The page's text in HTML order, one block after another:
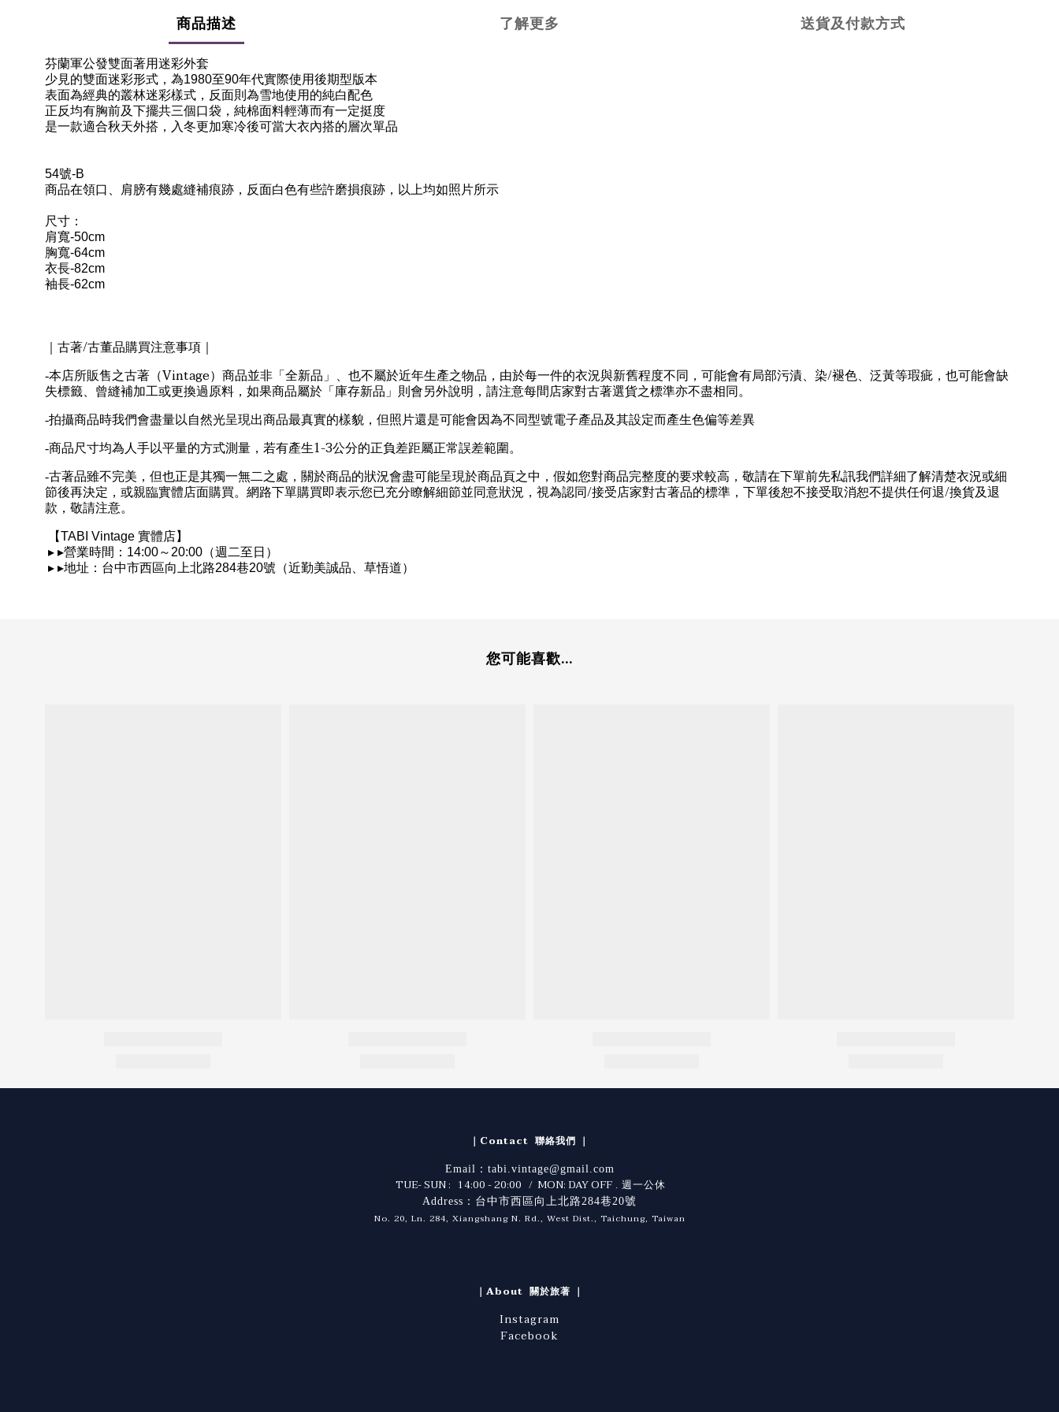
商品描述 了解更多 送貨及付款方式
芬蘭軍公發雙面著用迷彩外套
少見的雙面迷彩形式，為1980至90年代實際使用後期型版本
表面為經典的叢林迷彩樣式，反面則為雪地使用的純白配色
正反均有胸前及下擺共三個口袋，純棉面料輕薄而有一定挺度
是一款適合秋天外搭，入冬更加寒冷後可當大衣內搭的層次單品
54號-B
商品在領口、肩膀有幾處縫補痕跡，反面白色有些許磨損痕跡，以上均如照片所示
尺寸：
肩寬-50cm
胸寬-64cm
衣長-82cm
袖長-62cm
｜古著/古董品購買注意事項｜
-本店所販售之古著（Vintage）商品並非「全新品」、也不屬於近年生產之物品，由於每一件的衣況與新舊程度不同，可能會有局部污漬、染/褪色、泛黃等瑕疵，也可能會缺
失標籤、曾縫補加工或更換過原料，如果商品屬於「庫存新品」則會另外說明，請注意每間店家對古著選貨之標準亦不盡相同。
-拍攝商品時我們會盡量以自然光呈現出商品最真實的樣貌，但照片還是可能會因為不同型號電子產品及其設定而產生色偏等差異
-商品尺寸均為人手以平量的方式測量，若有產生1-3公分的正負差距屬正常誤差範圍。
-古著品雖不完美，但也正是其獨一無二之處，關於商品的狀況會盡可能呈現於商品頁之中，假如您對商品完整度的要求較高，敬請在下單前先私訊我們詳細了解清楚衣況或細
節後再決定，或親臨實體店面購買。網路下單購買即表示您已充分瞭解細節並同意狀況，視為認同/接受店家對古著品的標準，下單後恕不接受取消恕不提供任何退/換貨及退
款，敬請注意。
【TABI Vintage 實體店】
▸ ▸營業時間： 14:00～ 20:00 （週二至日）
▸ ▸地址：台中市西區向上北路284巷20號（近勤美誠品、草悟道）
您可能喜歡...
｜Contact 聯絡我們 ｜
Email：tabi.vintage@gmail.com
TUE- SUN : 14:00 - 20:00 / MON: DAY OFF . 週一公休
Address：台中市西區向上北路284巷20號
No. 20, Ln. 284, Xiangshang N. Rd., West Dist., Taichung, Taiwan
｜About 關於旅著 ｜
Instagram
Facebook